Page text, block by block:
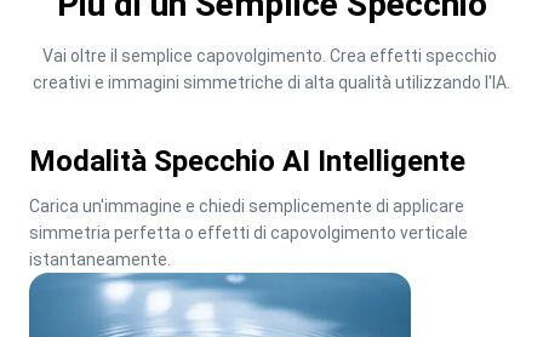
Vai oltre il semplice capovolgimento. Crea effetti specchio
creativi e immagini simmetriche di alta qualità utilizzando l'IA.
Modalità Specchio AI Intelligente
Carica un'immagine e chiedi semplicemente di applicare
simmetria perfetta o effetti di capovolgimento verticale
istantaneamente.